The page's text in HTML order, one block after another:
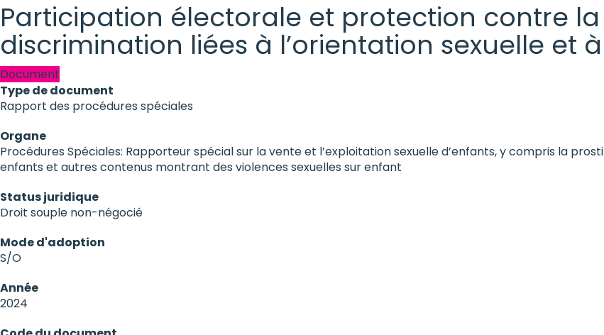
Participation électorale et protection contre
discrimination liées à l’orientation sexuelle et
Document
Type de document
Rapport des procédures spéciales
Organe
Procédures Spéciales: Rapporteur spécial sur la vente et l’exploitation sexuelle d’enfants, y compris la
enfants et autres contenus montrant des violences sexuelles sur enfant
Status juridique
Droit souple non-négocié
Mode d'adoption
S/O
Année
2024